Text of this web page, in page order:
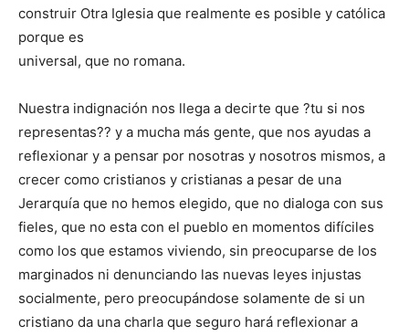
construir Otra Iglesia que realmente es posible y católica
porque es
universal, que no romana.
Nuestra indignación nos llega a decirte que ?tu si nos
representas?? y a mucha más gente, que nos ayudas a
reflexionar y a pensar por nosotras y nosotros mismos, a
crecer como cristianos y cristianas a pesar de una
Jerarquía que no hemos elegido, que no dialoga con sus
fieles, que no esta con el pueblo en momentos difíciles
como los que estamos viviendo, sin preocuparse de los
marginados ni denunciando las nuevas leyes injustas
socialmente, pero preocupándose solamente de si un
cristiano da una charla que seguro hará reflexionar a